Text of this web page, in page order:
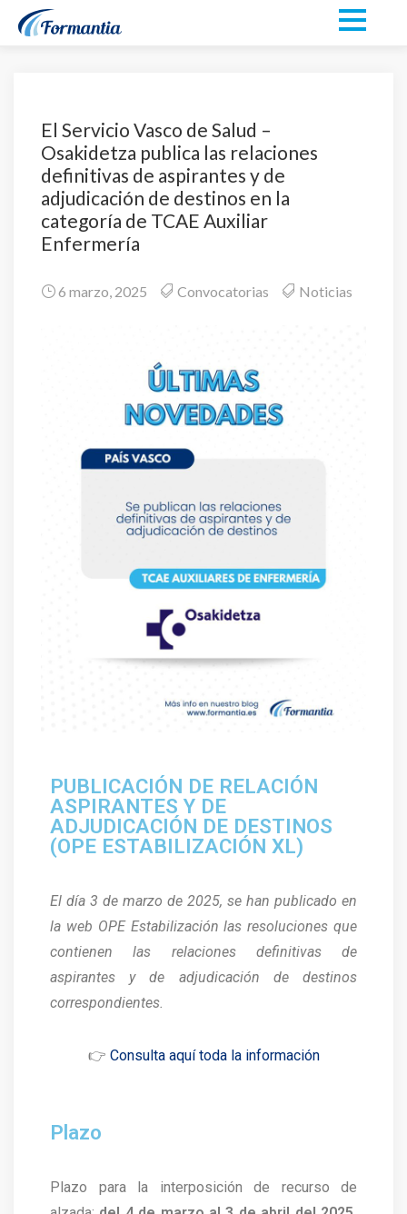
El Servicio Vasco de Salud –
Osakidetza publica las relaciones
definitivas de aspirantes y de
adjudicación de destinos en la
categoría de TCAE Auxiliar
Enfermería
6 marzo, 2025 Convocatorias Noticias
PUBLICACIÓN DE RELACIÓN
ASPIRANTES Y DE
ADJUDICACIÓN DE DESTINOS
(OPE ESTABILIZACIÓN XL)
El día 3 de marzo de 2025, se han publicado en
la web OPE Estabilización las resoluciones que
contienen las relaciones definitivas de
aspirantes y de adjudicación de destinos
correspondientes.
👉 Consulta aquí toda la información
Plazo
Plazo para la interposición de recurso de